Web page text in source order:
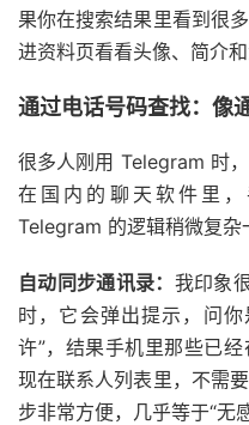
果你在搜索结果里看到很
进资料页看看头像、简介
通过电话号码查找：像
很多人刚用 Telegram 时
在国内的聊天软件里
Telegram 的逻辑稍微复杂
自动同步通讯录： 我印象
时，它会弹出提示，问
许”，结果手机里那些已
现在联系人列表里，不需
步非常方便，几乎等于“无